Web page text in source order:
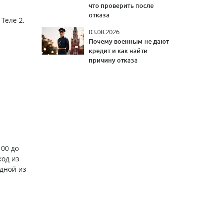
что проверить после
отказа
03.08.2026
Почему военным не дают
кредит и как найти
причину отказа
2.
до
из
из